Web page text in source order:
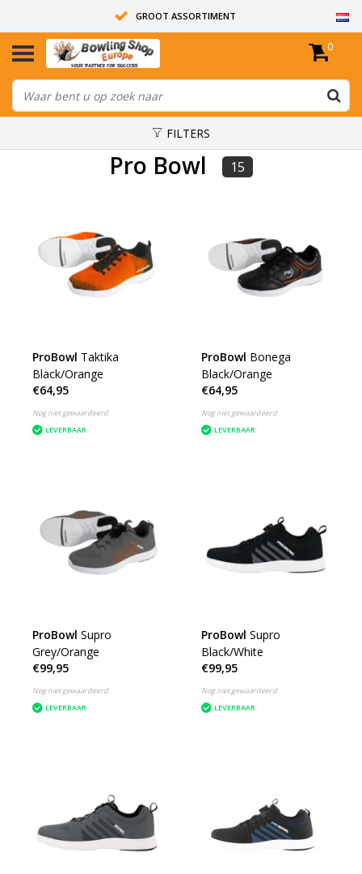
GROOT ASSORTIMENT
14 DAGEN RETOUR RECHT
ALLE BOWLINGBALLEN ZIJN ONGEBOORD
0
FILTERS
Pro Bowl 15
ProBowl Taktika
Black/Orange
€64,95
Nog niet gewaardeerd
LEVERBAAR
ProBowl Bonega
Black/Orange
€64,95
Nog niet gewaardeerd
LEVERBAAR
ProBowl Supro
Grey/Orange
€99,95
Nog niet gewaardeerd
LEVERBAAR
ProBowl Supro
Black/White
€99,95
Nog niet gewaardeerd
LEVERBAAR